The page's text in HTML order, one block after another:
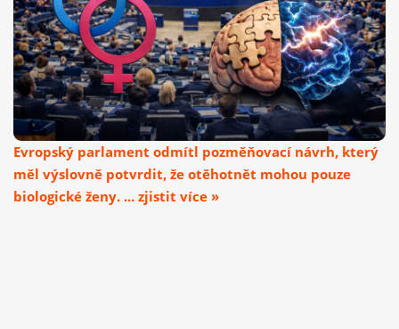
Evropský parlament odmítl pozměňovací návrh, který
měl výslovně potvrdit, že otěhotnět mohou pouze
biologické ženy. ... zjistit více »